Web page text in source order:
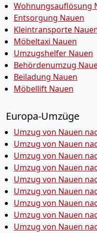
Wohnungsauflösung
Entsorgung Nauen
Kleintransporte
Möbeltaxi Nauen
Umzugshelfer Nauen
Behördenumzug
Beiladung Nauen
Möbellift Nauen
Europa-Umzüge
Umzug von Nauen
Umzug von Nauen
Umzug von Nauen
Umzug von Nauen
Umzug von Nauen
Umzug von Nauen
Umzug von Nauen
Umzug von Nauen
Umzug von Nauen